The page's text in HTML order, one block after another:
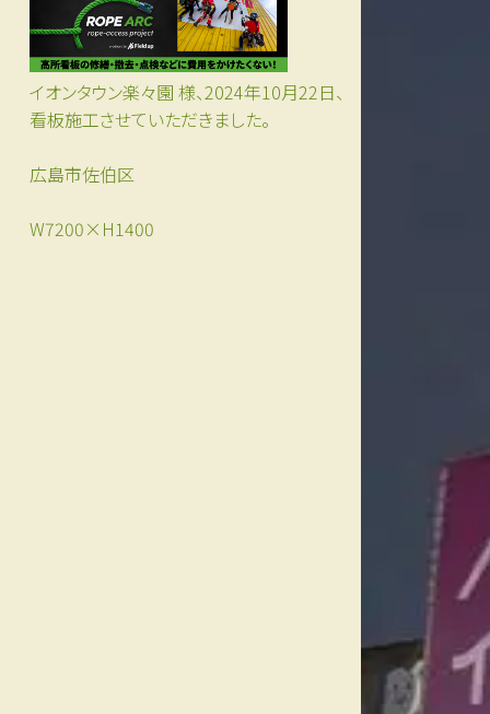
イオンタウン楽々園 様、2024年10月22日、
看板施工させていただきました。
広島市佐伯区
W7200×H1400